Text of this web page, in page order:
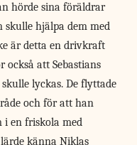
hörde sina föräldrar
hjälpa dem med
är detta en drivkraft
att Sebastians
lyckas. De flyttade
och för att han
i en friskola med
känna Niklas